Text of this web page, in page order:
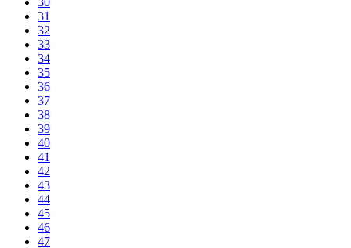
31
32
33
34
35
36
37
38
39
40
41
42
43
44
45
46
47